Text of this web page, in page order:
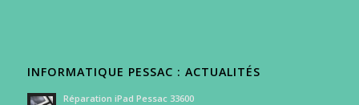
INFORMATIQUE PESSAC : ACTUALITÉS
Réparation iPad Pessac 33600